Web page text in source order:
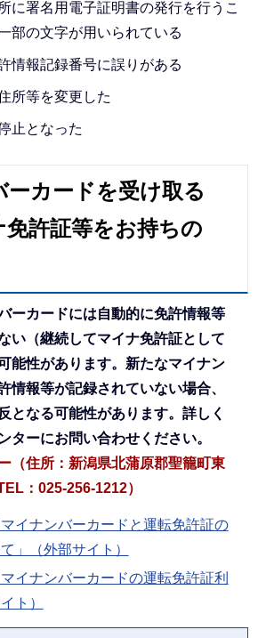
に署名用電子証明書の発行を行うこ
部の文字が用いられている
情報記録番号に誤りがある
所等を変更した
止となった
ーカードを受け取る
許証等をお持ちの
ーカードには自動的に免許情報等
い（継続してマイナ免許証として
能性があります。新たなマイナン
情報等が記録されていない場合、
となる可能性があります。詳しく
ターにお問い合わせください。
（住所：新潟県北蒲原郡聖籠町東
：025-256-1212）
イナンバーカードと運転免許証の
」（外部サイト）
イナンバーカードの運転免許証利
ト）